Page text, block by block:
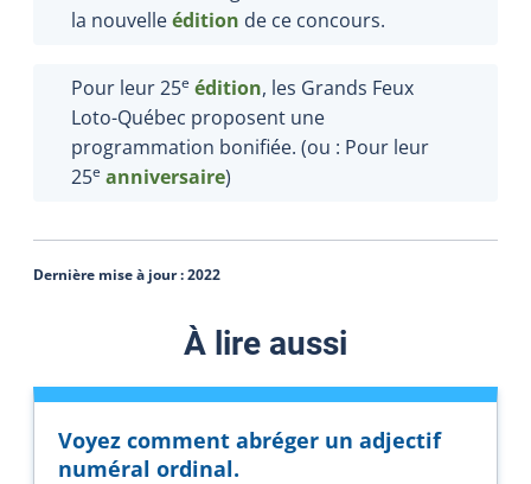
la nouvelleédition de ce concours.
Pour leur 25e édition, les Grands Feux
Loto-Québec proposent une
programmation bonifiée. (ou : Pour leur
25e anniversaire)
Dernière mise à jour :2022
À lire aussi
Voyez comment abréger un adjectif
numéral ordinal.